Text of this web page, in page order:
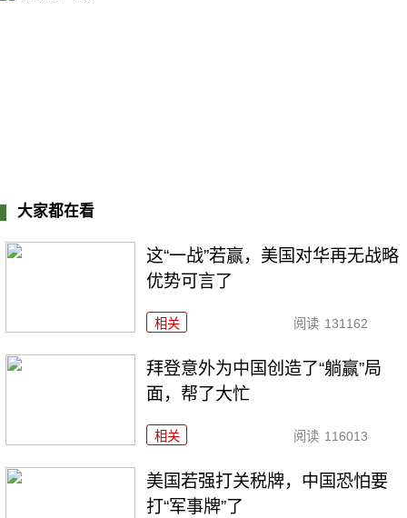
大家都在看
这“一战”若赢，美国对华再无战略
优势可言了
相关 阅读 131162
拜登意外为中国创造了“躺赢”局
面，帮了大忙
相关 阅读 116013
美国若强打关税牌，中国恐怕要
打“军事牌”了